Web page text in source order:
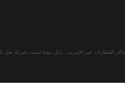
قطارات
القطارات عبر الإنترنت. رايل نينجا ليست شركة نقل